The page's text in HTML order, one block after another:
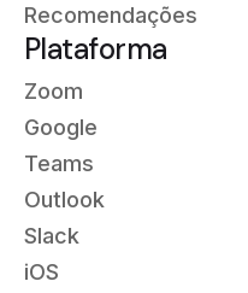
Recomendações
Plataforma
Zoom
Google
Teams
Outlook
Slack
iOS